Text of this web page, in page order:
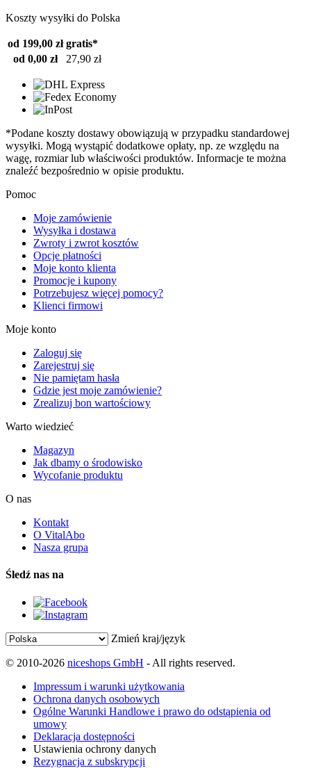
Koszty wysyłki do Polska
od 199,00 zł gratis*
od 0,00 zł
27,90 zł
*Podane koszty dostawy obowiązują w przypadku standardowej
wysyłki. Mogą wystąpić dodatkowe opłaty, np. ze względu na
wagę, rozmiar lub właściwości produktów. Informacje te można
znaleźć bezpośrednio w opisie produktu.
Pomoc
Moje zamówienie
Wysyłka i dostawa
Zwroty i zwrot kosztów
Opcje płatności
Moje konto klienta
Promocje i kupony
Potrzebujesz więcej pomocy?
Klienci firmowi
Moje konto
Zaloguj się
Zarejestruj się
Nie pamiętam hasła
Gdzie jest moje zamówienie?
Zrealizuj bon wartościowy
Warto wiedzieć
Magazyn
Jak dbamy o środowisko
Wycofanie produktu
O nas
Kontakt
O VitalAbo
Nasza grupa
Śledź nas na
Zmień kraj/język
© 2010-2026 niceshops GmbH - All rights reserved.
Impressum i warunki użytkowania
Ochrona danych osobowych
Ogólne Warunki Handlowe i prawo do odstąpienia od
umowy
Deklaracja dostępności
Ustawienia ochrony danych
Rezygnacja z subskrypcji